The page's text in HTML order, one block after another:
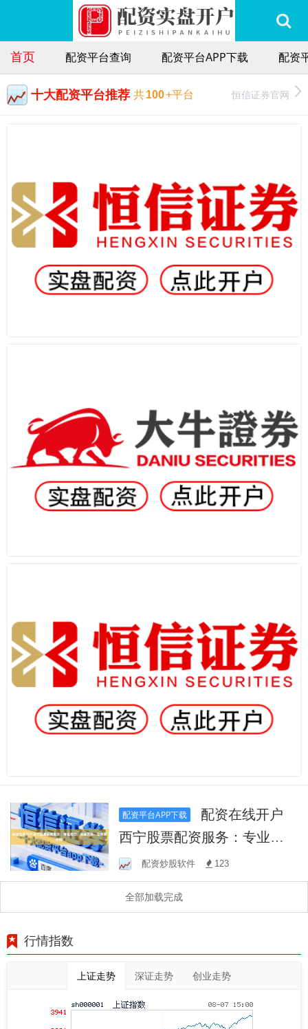
首页 配资平台查询 配资平台APP下载 配资
十大配资平台推荐 共100+平台 恒信证券官网
配资平台APP下载
西宁股票配资服务：专业助
力，资金灵活，投资更顺
畅！
配资炒股软件 123
全部加载完成
行情指数
上证走势 深证走势 创业走势